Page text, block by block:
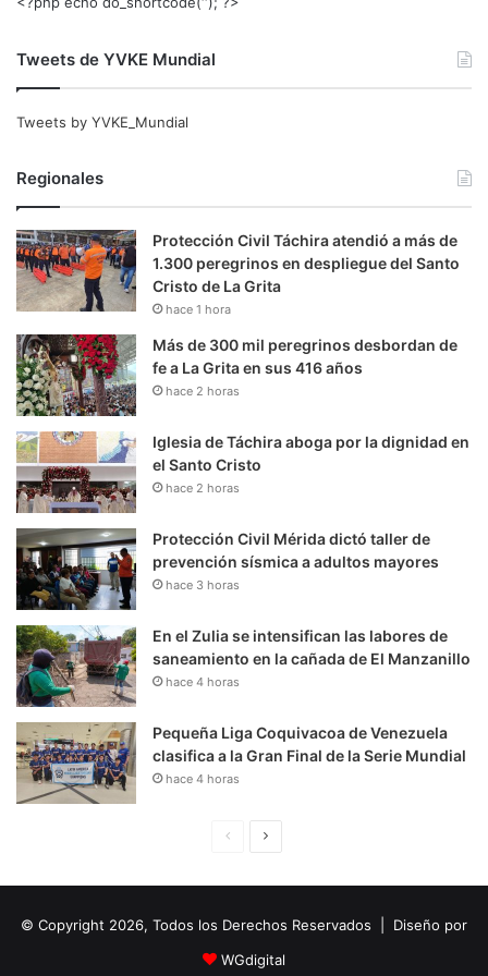
Tweets de YVKE Mundial
Tweets by YVKE_Mundial
Regionales
Protección Civil Táchira atendió a más de
1.300 peregrinos en despliegue del Santo
Cristo de La Grita
hace 1 hora
Más de 300 mil peregrinos desbordan de
fe a La Grita en sus 416 años
hace 2 horas
Iglesia de Táchira aboga por la dignidad en
el Santo Cristo
hace 2 horas
Protección Civil Mérida dictó taller de
prevención sísmica a adultos mayores
hace 3 horas
En el Zulia se intensifican las labores de
saneamiento en la cañada de El Manzanillo
hace 4 horas
Pequeña Liga Coquivacoa de Venezuela
clasifica a la Gran Final de la Serie Mundial
hace 4 horas
i
n
u
i
© Copyright 2026, Todos los Derechos Reservados | Diseño por
WGdigital